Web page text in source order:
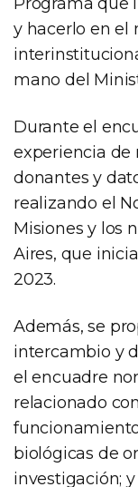
y hacerlo en el
mano del
Durante el
experiencia de
donantes y
realizando el
Misiones y los
Aires, que
2023.
Además, se
intercambio y
el encuadre
relacionado
biológicas de
investigación;